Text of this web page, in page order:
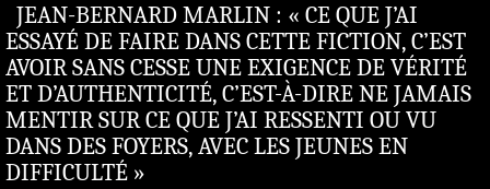
JEAN-BERNARD MARLIN : « CE QUE J’AI
ESSAYÉ DE FAIRE DANS CETTE FICTION, C’EST
AVOIR SANS CESSE UNE EXIGENCE DE VÉRITÉ
ET D’AUTHENTICITÉ, C’EST-À-DIRE NE JAMAIS
MENTIR SUR CE QUE J’AI RESSENTI OU VU
DANS DES FOYERS, AVEC LES JEUNES EN
DIFFICULTÉ »